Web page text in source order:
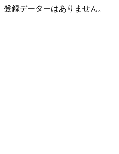
登録データーはありません。